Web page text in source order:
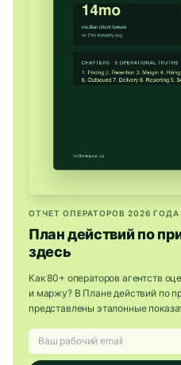
ОТЧЕТ ОПЕРАТОРОВ 2026 ГОДА
План действий по
здесь
Как 80+ операторов агентств
и маржу? В Плане действий по
представлены эталонные